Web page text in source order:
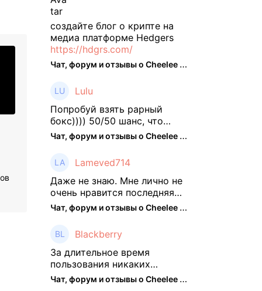
создайте блог о крипте на
медиа платформе Hedgers
https://hdgrs.com/
Чат, форум и отзывы о Cheelee (CHEELEE) - The Hedger
Lulu
Попробуй взять рарный
бокс)))) 50/50 шанс, что
выпадут рарки, только если
брать будешь, отпиши потом
Чат, форум и отзывы о Cheelee (CHEELEE) - The Hedger
Lameved714
Даже не знаю. Мне лично не
очень нравится последняя
обнова. Благо у меня айфон
и базовые механики
тронуты. То есть нет
автоматической прокачки
как у ...
Чат, форум и отзывы о Cheelee (CHEELEE) - The Hedger
Blackberry
За длительное время
пользования никаких
нареканий работу проекта у
меня не было, но в
Чат, форум и отзывы о Cheelee (CHEELEE) - The Hedger